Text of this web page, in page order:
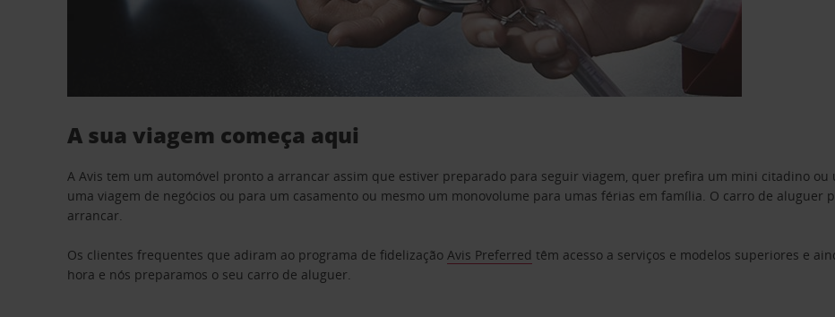
A sua viagem começa aqui
A Avis tem um automóvel pronto a arrancar assim que estiver preparado para seguir viagem, quer prefira um mini citadino
uma viagem de negócios ou para um casamento ou mesmo um monovolume para umas férias em família. O carro de aluguer
arrancar.
Os clientes frequentes que adiram ao programa de fidelizaçãoAvis Preferred têm acesso a serviços e modelos superiores e
hora e nós preparamos o seu carro de aluguer.